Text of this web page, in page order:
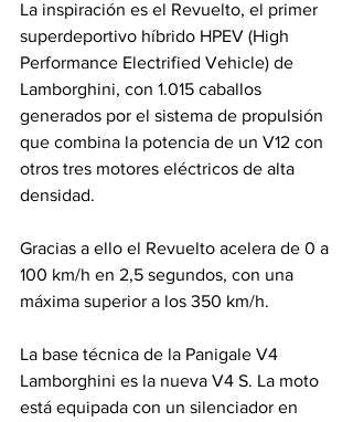
La inspiración es el Revuelto, el primer
superdeportivo híbrido HPEV (High
Performance Electrified Vehicle) de
Lamborghini, con 1.015 caballos
generados por el sistema de propulsión
que combina la potencia de un V12 con
otros tres motores eléctricos de alta
densidad.
Gracias a ello el Revuelto acelera de 0 a
100 km/h en 2,5 segundos, con una
máxima superior a los 350 km/h.
La base técnica de la Panigale V4
Lamborghini es la nueva V4 S. La moto
está equipada con un silenciador en